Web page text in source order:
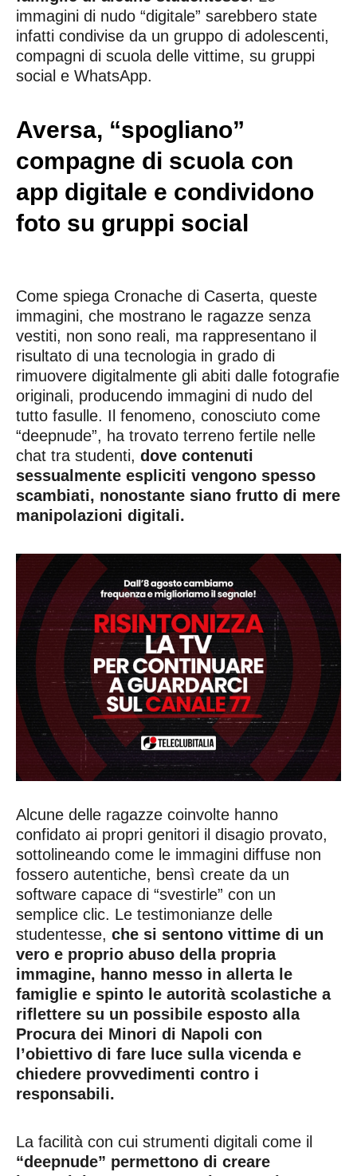
immagini di nudo “digitale” sarebbero state
infatti condivise da un gruppo di adolescenti,
compagni di scuola delle vittime, su gruppi
social e WhatsApp.
Aversa, “spogliano”
compagne di scuola con
app digitale e condividono
foto su gruppi social
Come spiega Cronache di Caserta, queste
immagini, che mostrano le ragazze senza
vestiti, non sono reali, ma rappresentano il
risultato di una tecnologia in grado di
rimuovere digitalmente gli abiti dalle fotografie
originali, producendo immagini di nudo del
tutto fasulle. Il fenomeno, conosciuto come
“deepnude”, ha trovato terreno fertile nelle
chat tra studenti, dove contenuti
sessualmente espliciti vengono spesso
scambiati, nonostante siano frutto di mere
manipolazioni digitali.
Alcune delle ragazze coinvolte hanno
confidato ai propri genitori il disagio provato,
sottolineando come le immagini diffuse non
fossero autentiche, bensì create da un
software capace di “svestirle” con un
semplice clic. Le testimonianze delle
studentesse, che si sentono vittime di un
vero e proprio abuso della propria
immagine, hanno messo in allerta le
famiglie e spinto le autorità scolastiche a
riflettere su un possibile esposto alla
Procura dei Minori di Napoli con
l’obiettivo di fare luce sulla vicenda e
chiedere provvedimenti contro i
responsabili.
La facilità con cui strumenti digitali come il
“deepnude” permettono di creare